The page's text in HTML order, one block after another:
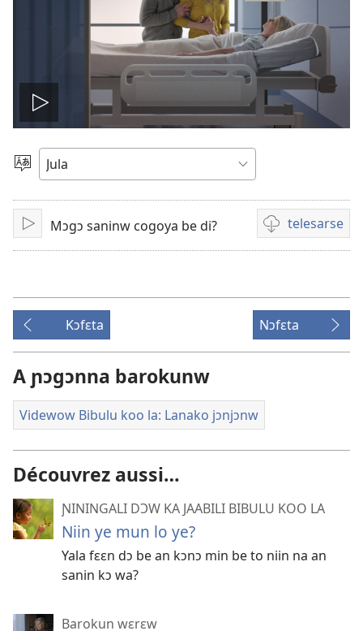
Play
video
Kaan
sugandi
A
lamɛn
Mɔgɔ saninw cogoya be di? telesarse
Videwow
telesarse
Kɔfɛta Nɔfɛta
A ɲɔgɔnna barokunw
Videwow Bibulu koo la: Lanako jɔnjɔnw
Découvrez aussi…
ƝININGALI DƆW KA JAABILI BIBULU KOO LA
Niin ye mun lo ye?
Yala fɛɛn dɔ be an kɔnɔ min be to niin na an
sanin kɔ wa?
Barokun wɛrɛw